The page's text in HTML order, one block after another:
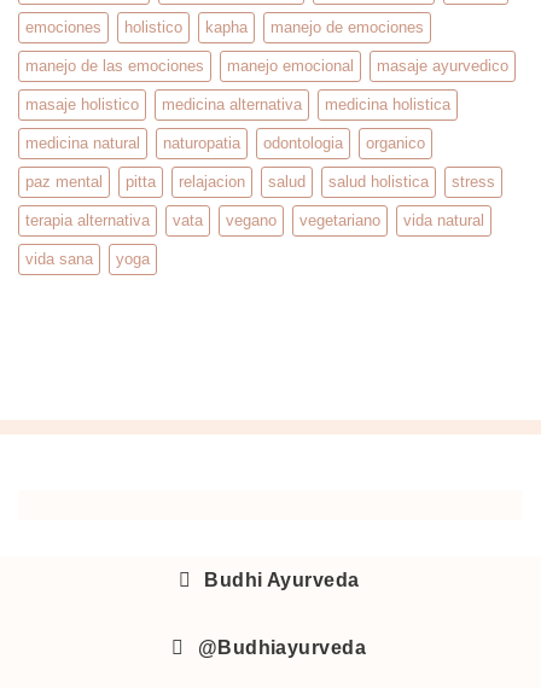
emociones holistico kapha manejo de emociones
manejo de las emociones manejo emocional masaje ayurvedico
masaje holistico medicina alternativa medicina holistica
medicina natural naturopatia odontologia organico
paz mental pitta relajacion salud salud holistica stress
terapia alternativa vata vegano vegetariano vida natural
vida sana yoga
Budhi Ayurveda
@Budhiayurveda